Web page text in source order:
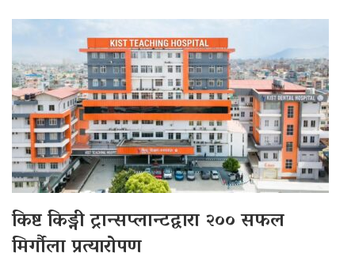
किष्ट किड्नी ट्रान्सप्लान्टद्वारा २०० सफल
मिर्गौला प्रत्यारोपण